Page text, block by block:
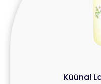
Küünal